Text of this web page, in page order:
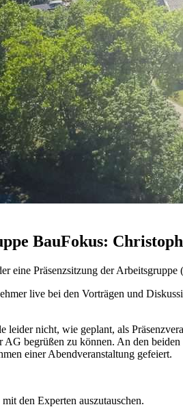
BauFokus:
eine Präsenzsitzung der
live bei den Vorträgen und
nicht, wie geplant, als
begrüßen zu können. An den
einer Abendveranstaltung gefeiert.
den Experten auszutauschen.